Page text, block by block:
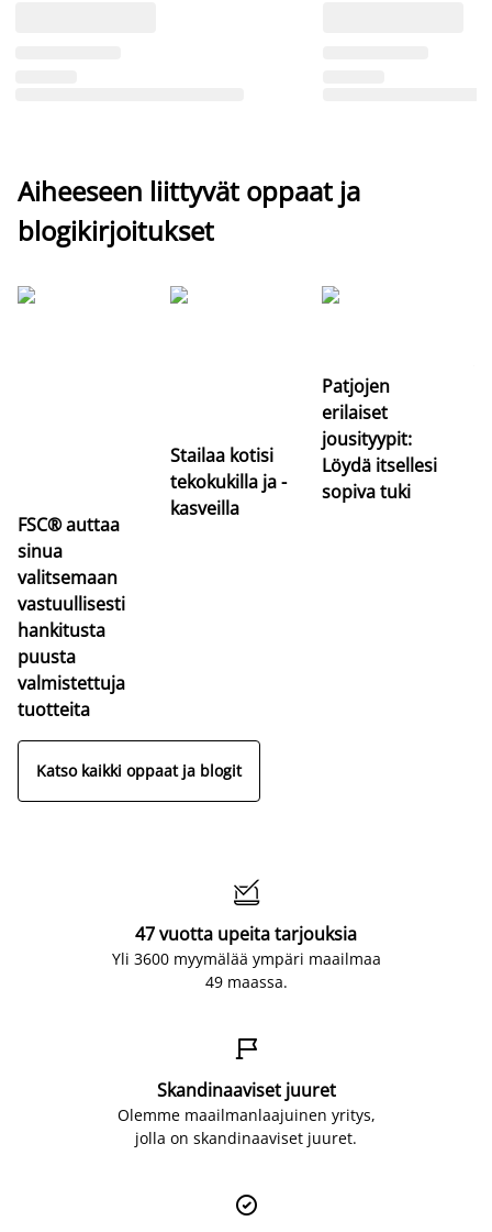
Aiheeseen liittyvät oppaat ja
blogikirjoitukset
FSC® auttaa
sinua
valitsemaan
vastuullisesti
hankitusta
puusta
valmistettuja
tuotteita
Stailaa kotisi
tekokukilla ja -
kasveilla
Patjojen
erilaiset
jousityypit:
Löydä itsellesi
sopiva tuki
Katso kaikki oppaat ja blogit

47 vuotta upeita tarjouksia
Yli 3600 myymälää ympäri maailmaa
49 maassa.

Skandinaaviset juuret
Olemme maailmanlaajuinen yritys,
jolla on skandinaaviset juuret.
